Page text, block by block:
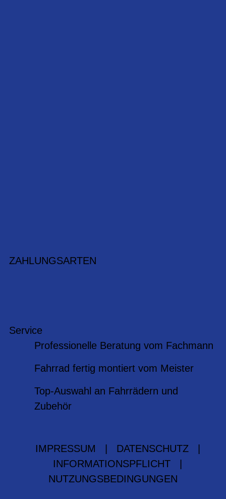
ZAHLUNGSARTEN
Service
Professionelle Beratung vom Fachmann
Fahrrad fertig montiert vom Meister
Top-Auswahl an Fahrrädern und
Zubehör
IMPRESSUM DATENSCHUTZ
INFORMATIONSPFLICHT
NUTZUNGSBEDINGUNGEN